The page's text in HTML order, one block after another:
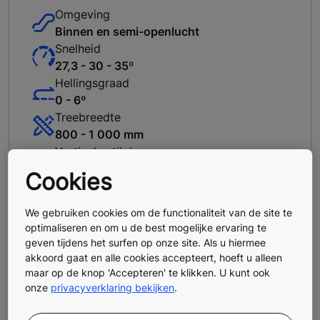
Omgeving
Binnen en semi-openlucht
Snelheid
27,3 - 30 - 35º
Hellingsgraad
0 - 6º
Treebreedte
800 - 1 000 mm
Verticale stijging
Tot 15 m
De KONE TransitMaster 120
ontdekken
Cookies
We gebruiken cookies om de functionaliteit van de site te
optimaliseren en om u de best mogelijke ervaring te
geven tijdens het surfen op onze site. Als u hiermee
akkoord gaat en alle cookies accepteert, hoeft u alleen
maar op de knop 'Accepteren' te klikken. U kunt ook
onze privacyverklaring bekijken.